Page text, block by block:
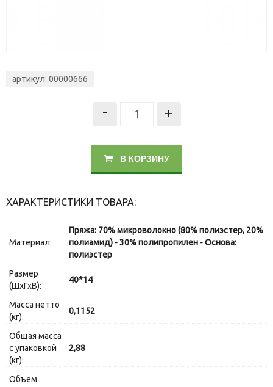
артикул: 00000666
- +
В КОРЗИНУ
ХАРАКТЕРИСТИКИ ТОВАРА:
Материал:
Пряжа: 70% микроволокно (80% полиэстер, 20%
полиамид) - 30% полипропилен - Основа:
полиэстер
Размер
(ШхГхВ):
40*14
Масса нетто
(кг):
0,1152
Общая масса
с упаковкой
(кг):
2,88
Объем